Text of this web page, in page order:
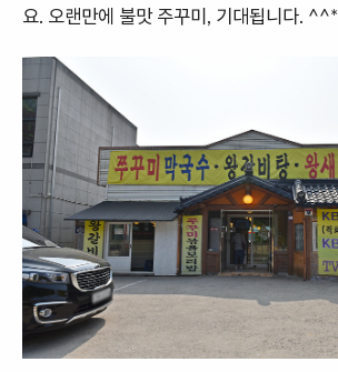
요. 오랜만에 불맛 주꾸미, 기대됩니다. ^^*